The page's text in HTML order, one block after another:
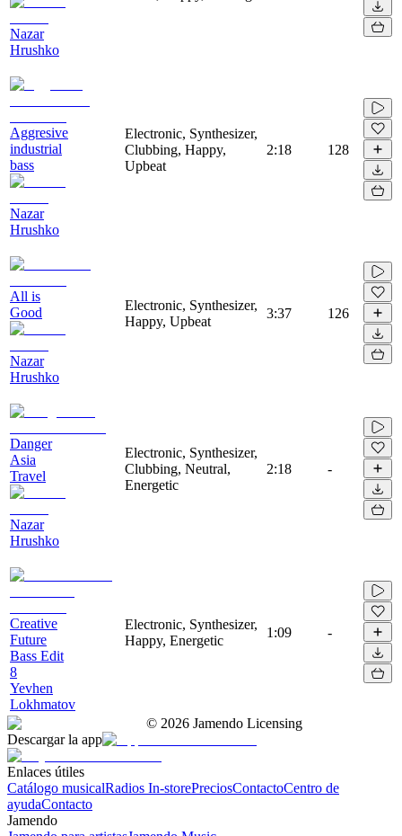
Nazar
Hrushko
Aggresive
industrial
bass
Nazar
Hrushko
Electronic, Synthesizer,
Clubbing, Happy,
Upbeat
2:18 128
All is
Good
Nazar
Hrushko
Electronic, Synthesizer,
Happy, Upbeat
3:37 126
Danger
Asia
Travel
Nazar
Hrushko
Electronic, Synthesizer,
Clubbing, Neutral,
Energetic
2:18 -
Creative
Future
Bass Edit
8
Yevhen
Lokhmatov
Electronic, Synthesizer,
Happy, Energetic
1:09 -
© 2026 Jamendo Licensing
Descargar la app
Enlaces útiles
Catálogo musicalRadios In-storePreciosContactoCentro de
ayudaContacto
Jamendo